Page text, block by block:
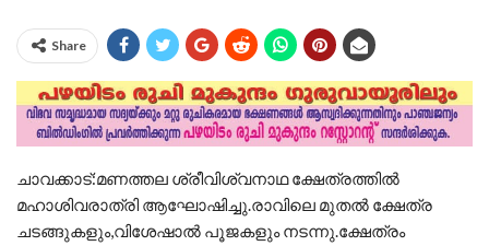
Share
ചാവക്കാട്:മണത്തല ശ്രീവിശ്വനാഥ ക്ഷേത്രത്തിൽ
മഹാശിവരാത്രി ആഘോഷിച്ചു.രാവിലെ മുതൽ ക്ഷേത്ര
ചടങ്ങുകളും,വിശേഷാൽ പൂജകളും നടന്നു.ക്ഷേത്രം